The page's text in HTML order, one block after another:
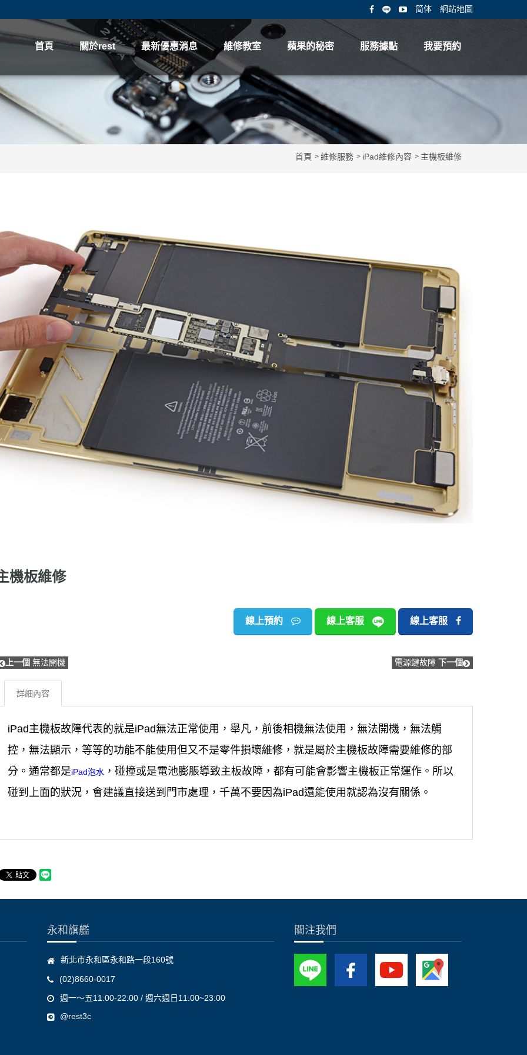
简体 網站地圖
首頁 關於rest 最新優惠消息 維修教室 蘋果的秘密 服務據點 我要預約
首頁 維修服務 iPad維修內容 主機板維修
機板維修
線上預約 線上客服 線上客服
上一個 無法開機 電源鍵故障 下一個
詳細內容
iPad主機板故障代表的就是iPad無法正常使用，舉凡，前後相機無法使用，無法開機，無法觸
控，無法顯示，等等的功能不能使用但又不是零件損壞維修，就是屬於主機板故障需要維修的部
分。通常都是iPad泡水 ，碰撞或是電池膨脹導致主板故障，都有可能會影響主機板正常運作。所以
碰到上面的狀況，會建議直接送到門市處理，千萬不要因為iPad還能使用就認為沒有關係。
永和旗艦
新北市永和區永和路一段160號
(02)8660-0017
週一～五11:00-22:00 / 週六週日11:00~23:00
@rest3c
關注我們